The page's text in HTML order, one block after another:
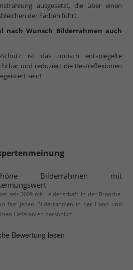
ausgesetzt, die über einen
der Farben führt.
nach Wunsch Bilderrahmen auch
ist das optisch entspiegelte
und reduziert die Restreflexionen
sein!
Bilderrahmen mit
seit 2009 mit Leidenschaft in der Branche.
fast jeden Bilderrahmen in der Hand und
Lieferanten persönlich.
Bewertung lesen